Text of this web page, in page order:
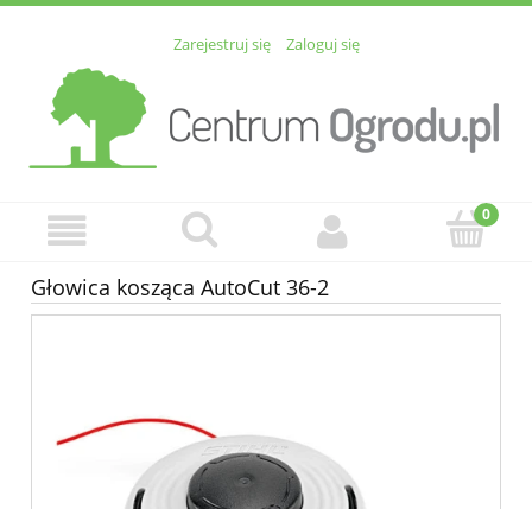
Zarejestruj się Zaloguj się
Głowica kosząca AutoCut 36-2